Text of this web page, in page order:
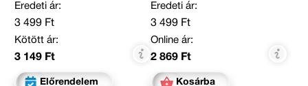
Eredeti ár:
3 499 Ft
Kötött ár:
3 149 Ft
Előrendelem
Eredeti ár:
3 499 Ft
Online ár:
2 869 Ft
Kosárba